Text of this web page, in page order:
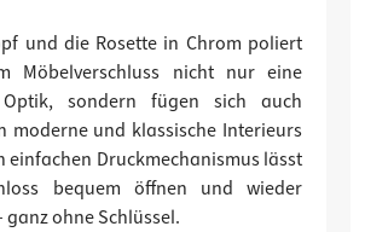
und die Rosette in Chrom poliert
Möbelverschluss nicht nur eine
Optik, sondern fügen sich auch
moderne und klassische Interieurs
einfachen Druckmechanismus lässt
bequem öffnen und wieder
ganz ohne Schlüssel.